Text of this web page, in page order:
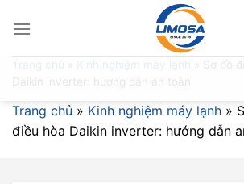
Sơ đồ
Daikin inverter: hướng dẫn an toàn
Trang chủ » Kinh nghiệm máy lạnh »
điều hòa Daikin inverter: hướng dẫn